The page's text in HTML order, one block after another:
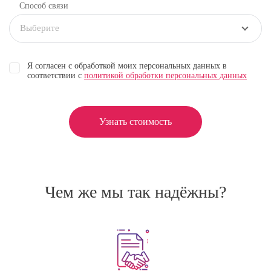
Способ связи
Выберите
Я согласен с обработкой моих персональных данных в
соответствии с политикой обработки персональных данных
Узнать стоимость
Чем же мы так надёжны?